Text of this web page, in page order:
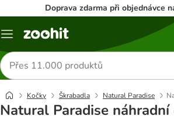
Doprava zdarma při objednávce
Menu
Hledat
produkty
Kočky Škrabadla Natural Paradise
Natural Paradise